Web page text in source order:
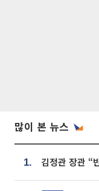
많이 본 뉴스
1.